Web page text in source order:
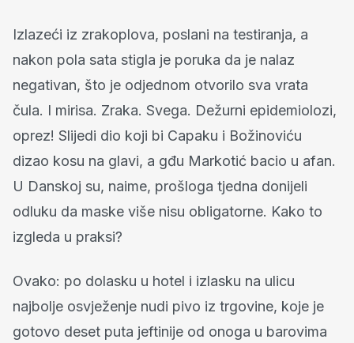
Izlazeći iz zrakoplova, poslani na testiranja, a
nakon pola sata stigla je poruka da je nalaz
negativan, što je odjednom otvorilo sva vrata
čula. I mirisa. Zraka. Svega. Dežurni epidemiolozi,
oprez! Slijedi dio koji bi Capaku i Božinoviću
dizao kosu na glavi, a gđu Markotić bacio u afan.
U Danskoj su, naime, prošloga tjedna donijeli
odluku da maske više nisu obligatorne. Kako to
izgleda u praksi?
Ovako: po dolasku u hotel i izlasku na ulicu
najbolje osvježenje nudi pivo iz trgovine, koje je
gotovo deset puta jeftinije od onoga u barovima